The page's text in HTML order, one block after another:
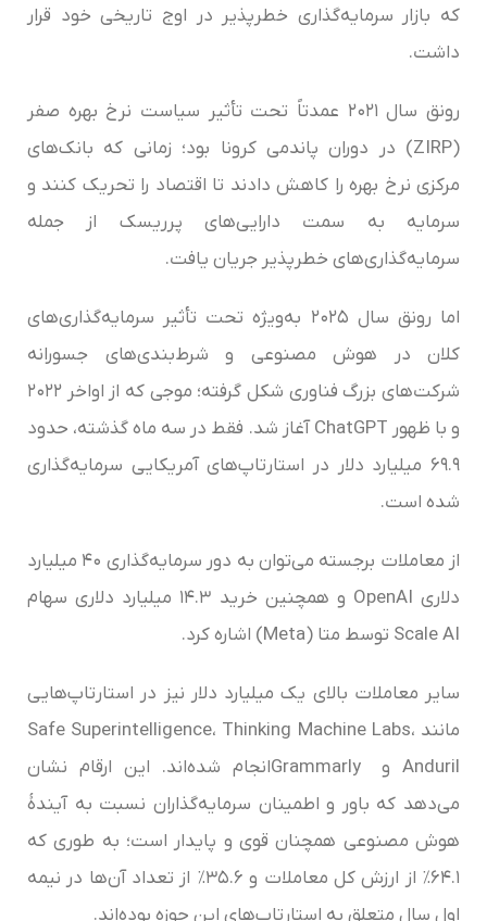
که بازار سرمایه‌گذاری خطرپذیر در اوج تاریخی خود قرار
داشت.
رونق سال ۲۰۲۱ عمدتاً تحت تأثیر سیاست نرخ بهره صفر
(ZIRP) در دوران پاندمی کرونا بود؛ زمانی که بانک‌های
مرکزی نرخ بهره را کاهش دادند تا اقتصاد را تحریک کنند و
سرمایه به سمت دارایی‌های پرریسک از جمله
سرمایه‌گذاری‌های خطرپذیر جریان یافت.
اما رونق سال ۲۰۲۵ به‌ویژه تحت تأثیر سرمایه‌گذاری‌های
کلان در هوش مصنوعی و شرط‌بندی‌های جسورانه
شرکت‌های بزرگ فناوری شکل گرفته؛ موجی که از اواخر ۲۰۲۲
و با ظهور ChatGPT آغاز شد. فقط در سه ماه گذشته، حدود
۶۹.۹ میلیارد دلار در استارتاپ‌های آمریکایی سرمایه‌گذاری
شده است.
از معاملات برجسته می‌توان به دور سرمایه‌گذاری ۴۰ میلیارد
دلاری OpenAI و همچنین خرید ۱۴.۳ میلیارد دلاری سهام
Scale AI توسط متا (Meta) اشاره کرد.
سایر معاملات بالای یک میلیارد دلار نیز در استارتاپ‌هایی
مانند Safe Superintelligence، Thinking Machine Labs،
Anduril و Grammarlyانجام شده‌اند. این ارقام نشان
می‌دهد که باور و اطمینان سرمایه‌گذاران نسبت به آیندۀ
هوش مصنوعی همچنان قوی و پایدار است؛ به طوری که
۶۴.۱٪ از ارزش کل معاملات و ۳۵.۶٪ از تعداد آن‌ها در نیمه
اول سال متعلق به استارتاپ‌های این حوزه بوده‌اند.